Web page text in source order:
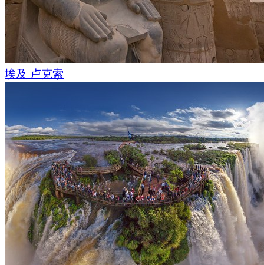
广州被誉为“中国食都”和“国际美食之都”。这座城市以丰富多
粤菜更是融合了多种国际元素。
猎德大桥如一道钢铁彩虹横跨珠江，连接天河区与海珠区。其
闪发光的白色双塔，不仅是广州，也是全国最美的桥梁之一。
桥上，车辆源源不断地驶向市中心；桥下，珠江平静的水面见
村蜕变为现代化大都市的全过程。
埃及 卢克索